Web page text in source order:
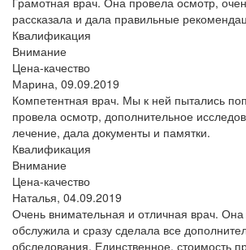
рассказала и дала правильные
Квалификация
Внимание
Цена-качество
Марина, 09.09.2019
Компетентная врач. Мы к ней пытались
провела осмотр, дополнительное
лечение, дала документы и памятки.
Квалификация
Внимание
Цена-качество
Наталья, 04.09.2019
Очень внимательная и отличная врач.
обслужила и сразу сделала все
обследования. Единственное, стоимость